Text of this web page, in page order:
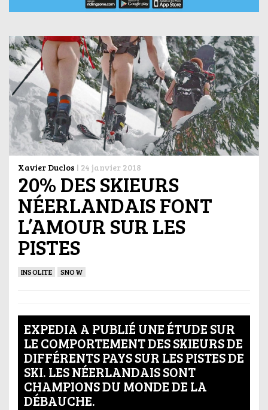
Xavier Duclos | 24 janvier 2018
20% DES SKIEURS
NÉERLANDAIS FONT
L’AMOUR SUR LES
PISTES
INSOLITE SNOW
EXPEDIA A PUBLIÉ UNE ÉTUDE SUR
LE COMPORTEMENT DES SKIEURS DE
DIFFÉRENTS PAYS SUR LES PISTES DE
SKI. LES NÉERLANDAIS SONT
CHAMPIONS DU MONDE DE LA
DÉBAUCHE.